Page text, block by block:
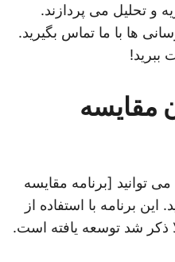
و تحلیل می پردازند.
ها با ما تماس بگیرید.
مقایسه
توانید [برنامه مقایسه
این برنامه با استفاده از